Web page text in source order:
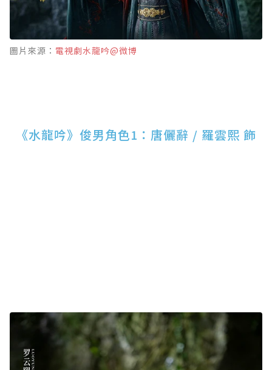
圖片來源： 電視劇水龍吟@微博
《水龍吟》俊男角色1：唐儷辭 / 羅雲熙 飾